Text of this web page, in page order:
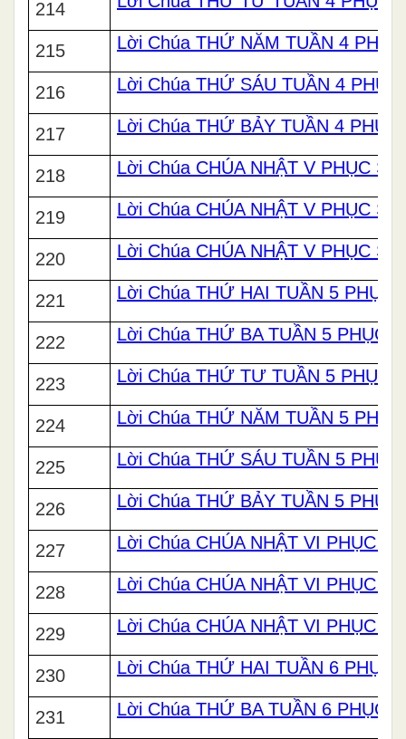
214
215 Lời Chúa THỨ NĂM TUẦN 4
216 Lời Chúa THỨ SÁU TUẦN 4 PHỤC
217 Lời Chúa THỨ BẢY TUẦN 4 PHỤC
218 Lời Chúa CHÚA NHẬT V PHỤC
219 Lời Chúa CHÚA NHẬT V PHỤC
220 Lời Chúa CHÚA NHẬT V PHỤC
221 Lời Chúa THỨ HAI TUẦN 5 PHỤC
222 Lời Chúa THỨ BA TUẦN 5 PHỤC
223 Lời Chúa THỨ TƯ TUẦN 5 PHỤC
224 Lời Chúa THỨ NĂM TUẦN 5
225 Lời Chúa THỨ SÁU TUẦN 5 PHỤC
226 Lời Chúa THỨ BẢY TUẦN 5 PHỤC
227 Lời Chúa CHÚA NHẬT VI PHỤC
228 Lời Chúa CHÚA NHẬT VI PHỤC
229 Lời Chúa CHÚA NHẬT VI PHỤC
230 Lời Chúa THỨ HAI TUẦN 6 PHỤC
231 Lời Chúa THỨ BA TUẦN 6 PHỤC